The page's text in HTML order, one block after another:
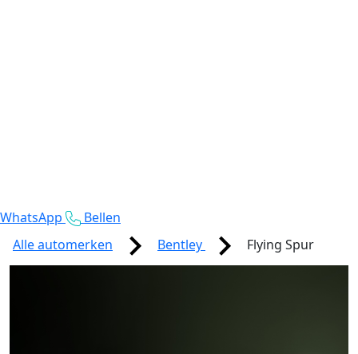
WhatsApp
Bellen
Alle automerken
Bentley Flying Spur